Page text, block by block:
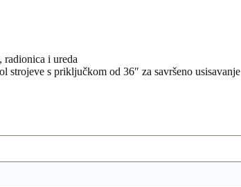
radionica i ureda
strojeve s priključkom od 36″ za savršeno usisavanje